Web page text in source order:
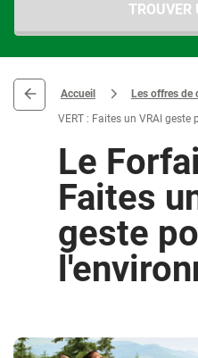
TROUVER
Accueil Les offres de
VERT : Faites un VRAI
Le
Faites
geste